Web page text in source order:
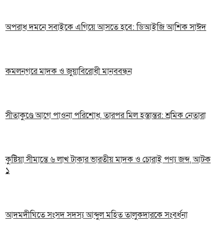
অপরাধ দমনে সবাইকে এগিয়ে আসতে হবে: ডিআইজি আশিক সাঈদ
কমলনগরে মাদক ও জুয়াবিরোধী মানববন্ধন
সীতাকুণ্ডে আগে পাওনা পরিশোধ, তারপর মিল হস্তান্তর: শ্রমিক নেতারা
কুষ্টিয়া সীমান্তে ৬ লাখ টাকার ভারতীয় মাদক ও চোরাই পণ্য জব্দ, আটক
১
আদমদীঘিতে সংসদ সদস্য আব্দুল মহিত তালুকদারকে সংবর্ধনা